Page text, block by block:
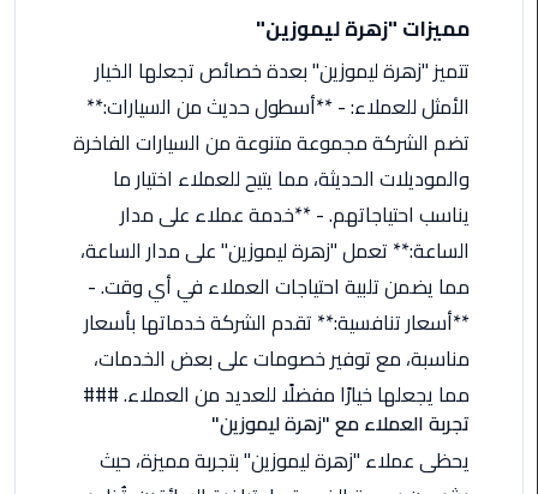
ليموزين
الشمالي
ليموزين
العين
السخنة
الشيخ
مميزات "زهرة ليموزين"
تتميز "زهرة ليموزين" بعدة خصائص تجعلها الخيار
الأمثل للعملاء: - **أسطول حديث من السيارات:**
تضم الشركة مجموعة متنوعة من السيارات الفاخرة
والموديلات الحديثة، مما يتيح للعملاء اختيار ما
يناسب احتياجاتهم. - **خدمة عملاء على مدار
الساعة:** تعمل "زهرة ليموزين" على مدار الساعة،
مما يضمن تلبية احتياجات العملاء في أي وقت. -
**أسعار تنافسية:** تقدم الشركة خدماتها بأسعار
مناسبة، مع توفير خصومات على بعض الخدمات،
مما يجعلها خيارًا مفضلًا للعديد من العملاء. ###
تجربة العملاء مع "زهرة ليموزين"
يحظى عملاء "زهرة ليموزين" بتجربة مميزة، حيث